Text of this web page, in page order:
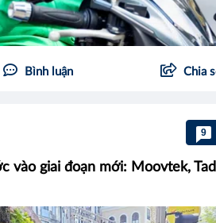
Bình luận Chia
9
vào giai đoạn mới: Moovtek,